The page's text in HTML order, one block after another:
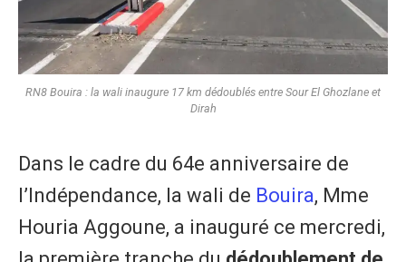
RN8 Bouira : la wali inaugure 17 km dédoublés entre Sour El Ghozlane et
Dirah
Dans le cadre du 64e anniversaire de
l’Indépendance, la wali de Bouira, Mme
Houria Aggoune, a inauguré ce mercredi,